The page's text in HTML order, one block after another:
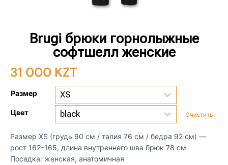
Brugi брюки горнолыжные
софтшелл женские
31 000 KZT
Размер
Цвет Очистить
Размер XS (грудь 90 см / талия 76 см / бедра 92 см) —
рост 162–165, длина внутреннего шва брюк 78 см
Посадка: женская, анатомичная